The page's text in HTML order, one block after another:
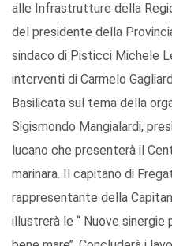
alle Infrastrutture della
del presidente della
sindaco di Pisticci Michele
interventi di Carmelo
Basilicata sul tema della
Sigismondo Mangialardi,
lucano che presenterà il
marinara. Il capitano di
rappresentante della
illustrerà le “ Nuove sinergie